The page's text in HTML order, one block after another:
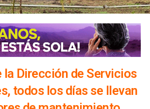
la Dirección de Servicios
todos los días se llevan